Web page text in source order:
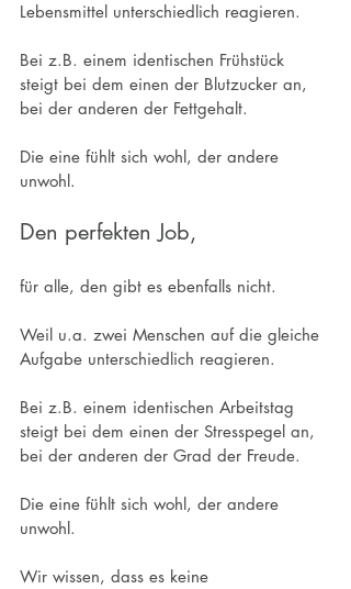
Lebensmittel unterschiedlich reagieren.
Bei z.B. einem identischen Frühstück
steigt bei dem einen der Blutzucker an,
bei der anderen der Fettgehalt.
Die eine fühlt sich wohl, der andere
unwohl.
Den perfekten Job,
für alle, den gibt es ebenfalls nicht.
Weil u.a. zwei Menschen auf die gleiche
Aufgabe unterschiedlich reagieren.
Bei z.B. einem identischen Arbeitstag
steigt bei dem einen der Stresspegel an,
bei der anderen der Grad der Freude.
Die eine fühlt sich wohl, der andere
unwohl.
Wir wissen, dass es keine